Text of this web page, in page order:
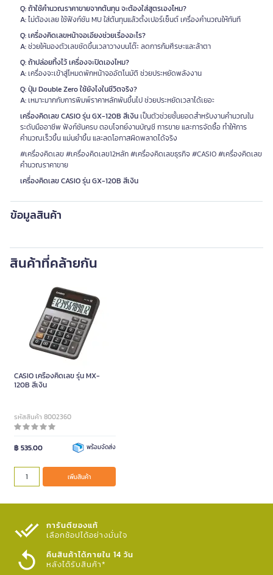
Q: ถ้าใช้คำนวณราคาขายจากต้นทุน จะต้องใส่สูตรเองไหม?
A:ไม่ต้องเลย ใช้ฟังก์ชัน MU ใส่ต้นทุนแล้วตั้งเปอร์เซ็นต์ เครื่องคำนวณให้ทันที
Q: เครื่องคิดเลขหน้าจอเอียงช่วยเรื่องอะไร?
A:ช่วยให้มองตัวเลขชัดขึ้นเวลาวางบนโต๊ะ ลดการก้มศีรษะและล้าตา
Q: ถ้าปล่อยทิ้งไว้ เครื่องจะปิดเองไหม?
A:เครื่องจะเข้าสู่โหมดพักหน้าจออัตโนมัติ ช่วยประหยัดพลังงาน
Q: ปุ่ม Double Zero ใช้ยังไงในชีวิตจริง?
A:เหมาะมากกับการพิมพ์ราคาหลักพันขึ้นไป ช่วยประหยัดเวลาได้เยอะ
เครื่องคิดเลข CASIO รุ่น GX-120B สีเงินเป็นตัวช่วยชั้นยอดสำหรับงานคำนวณใน
ระดับมืออาชีพ ฟังก์ชันครบ ตอบโจทย์งานบัญชี การขาย และการจัดซื้อ ทำให้การ
คำนวณเร็วขึ้น แม่นยำขึ้น และลดโอกาสผิดพลาดได้จริง
#เครื่องคิดเลข #เครื่องคิดเลข12หลัก #เครื่องคิดเลขธุรกิจ #CASIO #เครื่องคิดเลข
คำนวณราคาขาย
เครื่องคิดเลข CASIO รุ่น GX-120B สีเงิน
ข้อมูลสินค้า
สินค้าที่คล้ายกัน
CASIO เครื่องคิดเลข รุ่น MX-
120B สีเงิน
รหัสสินค้า 8002360
฿ 535.00 พร้อมจัดส่ง
เพิ่มสินค้า
การันตีของแท้
เลือกช้อปได้อย่างมั่นใจ​
คืนสินค้าได้ภายใน 14 วัน
หลังได้รับสินค้า*